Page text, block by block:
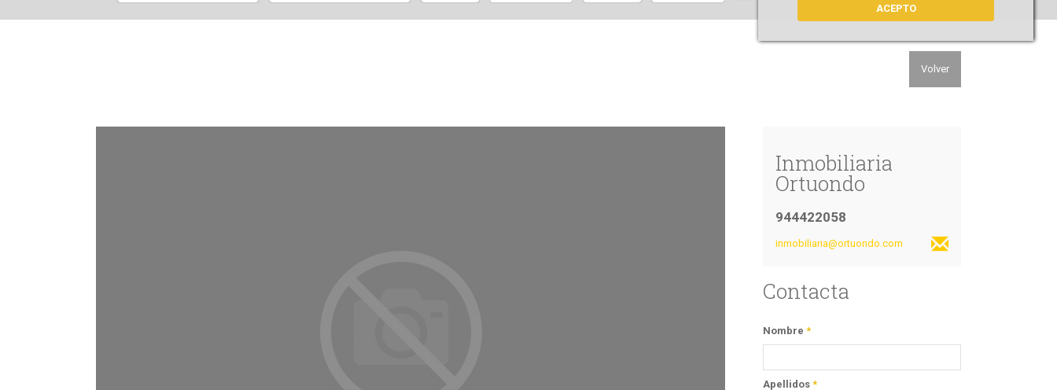
ACEPTO
Volver
Inmobiliaria
Ortuondo
944422058
inmobiliaria@ortuondo.com
Contacta
Nombre *
Apellidos *